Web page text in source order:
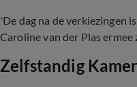
'De dag na de verkiezingen
Caroline van der Plas
Zelfstandig